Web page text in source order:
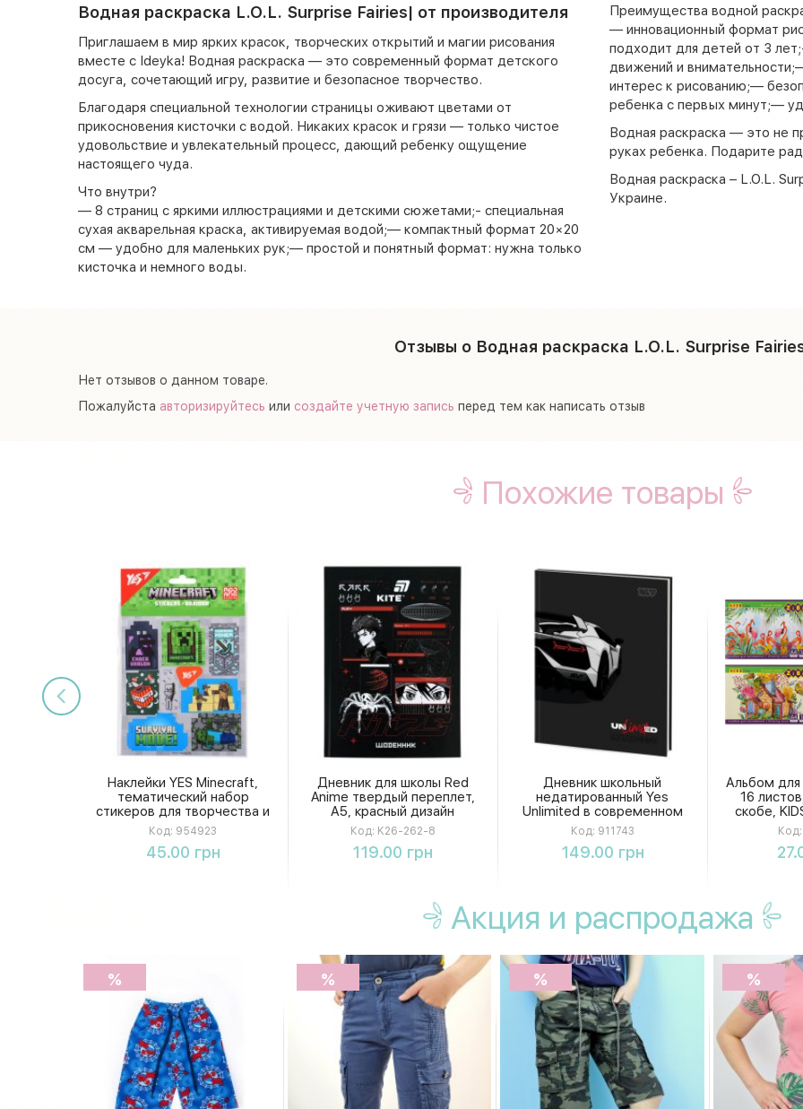
Водная раскраска L.O.L. Surprise Fairies| от производителя
Приглашаем в мир ярких красок, творческих открытий и магии рисования
вместе с Ideyka! Водная раскраска — это современный формат детского
досуга, сочетающий игру, развитие и безопасное творчество.
Благодаря специальной технологии страницы оживают цветами от
прикосновения кисточки с водой. Никаких красок и грязи — только чистое
удовольствие и увлекательный процесс, дающий ребенку ощущение
настоящего чуда.
Что внутри?
— 8 страниц с яркими иллюстрациями и детскими сюжетами;- специальная
сухая акварельная краска, активируемая водой;— компактный формат 20×20
см — удобно для маленьких рук;— простой и понятный формат: нужна только
кисточка и немного воды.
Преимущества водной
— инновационный формат
подходит для детей от 3
движений и
интерес к рисованию;—
ребенка с первых минут;—
Водная раскраска — это не
руках ребенка. Подарите
Водная раскраска – L.O.L.
Украине.
Отзывы о Водная раскраска L.O.L. Surprise
Нет отзывов о данном товаре.
Пожалуйста авторизируйтесь или создайте учетную запись перед тем как написать отзыв
Похожие товары
Наклейки YES Minecraft,
тематический набор
стикеров для творчества и
декора, яркие наклейки
Код: 954923
45.00 грн
Купить
Дневник для школы Red
Anime твердый переплет,
А5, красный дизайн
Код: K26-262-8
119.00 грн
Купить
Дневник школьный
недатированный Yes
Unlimited в современном
стиле, формат А5
Код: 911743
149.00 грн
Купить
Альбом для
16
скобе,
Код:
Акция и распродажа
% % % %